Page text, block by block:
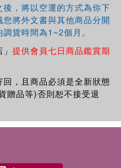
，將以空運的方式為你下
將外文書與其他商品分開
貨時間為1~2個月。
提供會員七日商品鑑賞期
，且商品必須是全新狀態
贈品等)否則恕不接受退